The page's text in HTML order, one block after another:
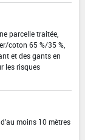
parcelle traitée,
coton 65 %/35 %,
et des gants en
les risques
moins 10 mètres